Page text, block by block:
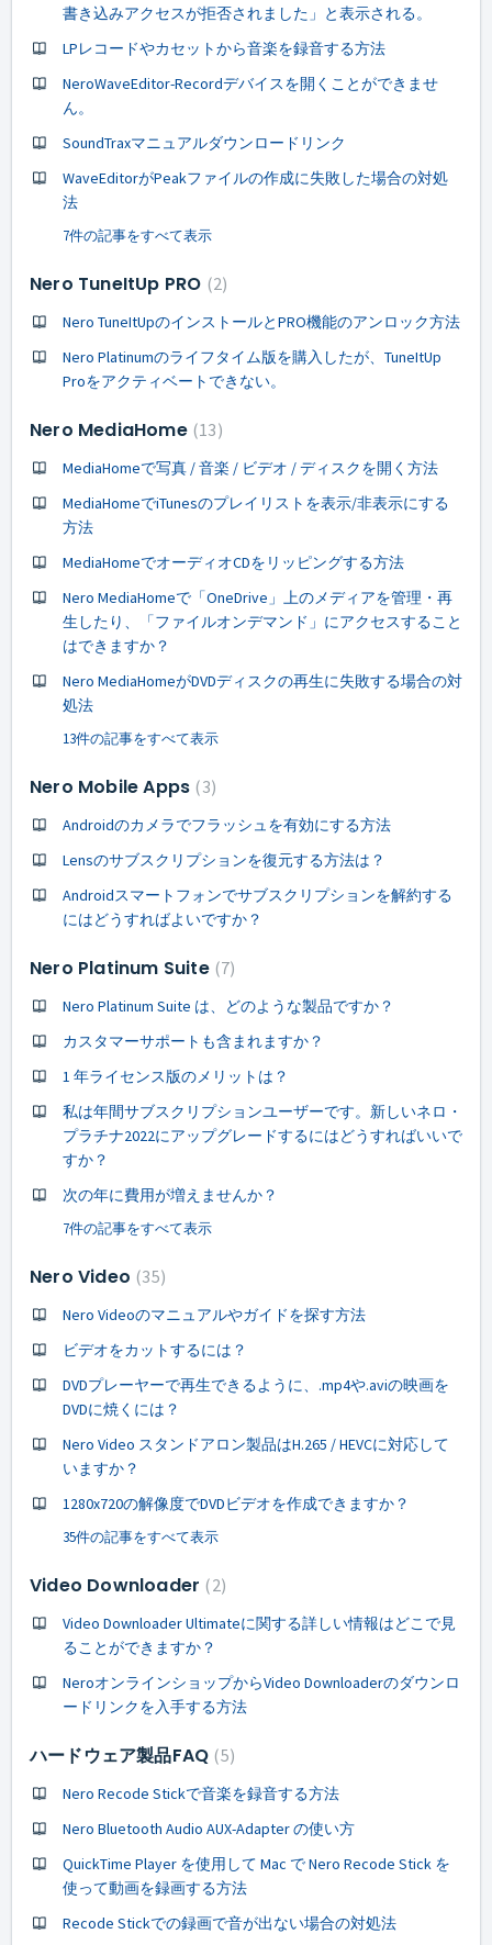
書き込みアクセスが拒否されました」と表示される。
LPレコードやカセットから音楽を録音する方法
NeroWaveEditor-Recordデバイスを開くことができませ
ん。
SoundTraxマニュアルダウンロードリンク
WaveEditorがPeakファイルの作成に失敗した場合の対処
法
7件の記事をすべて表示
Nero TuneItUp PRO 2
Nero TuneItUpのインストールとPRO機能のアンロック方法
Nero Platinumのライフタイム版を購入したが、TuneItUp
Proをアクティベートできない。
Nero MediaHome 13
MediaHomeで写真 / 音楽 / ビデオ / ディスクを開く方法
MediaHomeでiTunesのプレイリストを表示/非表示にする
方法
MediaHomeでオーディオCDをリッピングする方法
Nero MediaHomeで「OneDrive」上のメディアを管理・再
生したり、「ファイルオンデマンド」にアクセスすること
はできますか？
Nero MediaHomeがDVDディスクの再生に失敗する場合の対
処法
13件の記事をすべて表示
Nero Mobile Apps 3
Androidのカメラでフラッシュを有効にする方法
Lensのサブスクリプションを復元する方法は？
Androidスマートフォンでサブスクリプションを解約する
にはどうすればよいですか？
Nero Platinum Suite 7
Nero Platinum Suite は、どのような製品ですか？
カスタマーサポートも含まれますか？
1 年ライセンス版のメリットは？
私は年間サブスクリプションユーザーです。新しいネロ・
プラチナ2022にアップグレードするにはどうすればいいで
すか？
次の年に費用が増えませんか？
7件の記事をすべて表示
Nero Video 35
Nero Videoのマニュアルやガイドを探す方法
ビデオをカットするには？
DVDプレーヤーで再生できるように、.mp4や.aviの映画を
DVDに焼くには？
Nero Video スタンドアロン製品はH.265 / HEVCに対応して
いますか？
1280x720の解像度でDVDビデオを作成できますか？
35件の記事をすべて表示
Video Downloader 2
Video Downloader Ultimateに関する詳しい情報はどこで見
ることができますか？
NeroオンラインショップからVideo Downloaderのダウンロ
ードリンクを入手する方法
ハードウェア製品FAQ 5
Nero Recode Stickで音楽を録音する方法
Nero Bluetooth Audio AUX-Adapter の使い方
QuickTime Player を使用して Mac で Nero Recode Stick を
使って動画を録画する方法
Recode Stickでの録画で音が出ない場合の対処法